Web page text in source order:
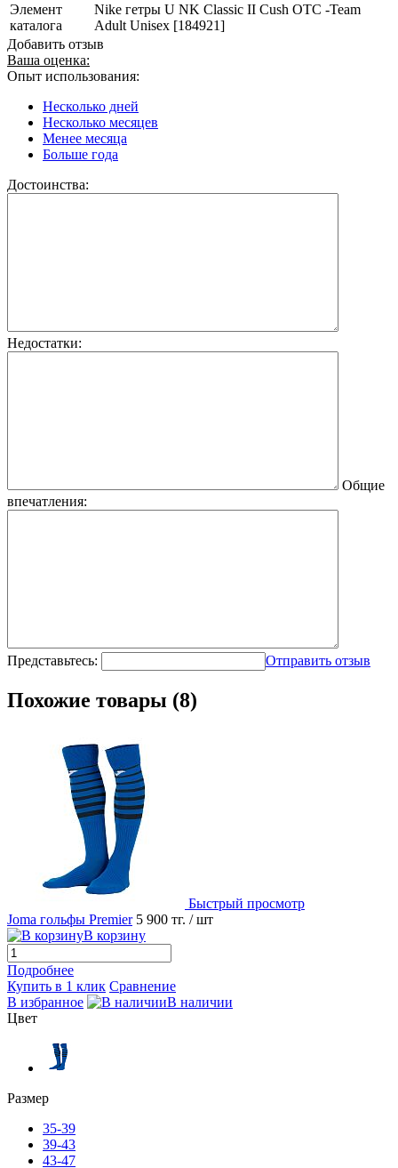
Элемент
каталога
Nike гетры U NK Classic II Cush OTC -Team
Adult Unisex [184921]
Добавить отзыв
Ваша оценка:
Опыт использования:
Несколько дней
Несколько месяцев
Менее месяца
Больше года
Достоинства:
Недостатки:
Общие
впечатления:
Представьтесь: Отправить отзыв
Похожие товары (8)
Быстрый просмотр
Joma гольфы Premier 5 900 тг. / шт
В корзину
Подробнее
Купить в 1 клик Сравнение
В избранное
В наличии
Цвет
Размер
35-39
39-43
43-47